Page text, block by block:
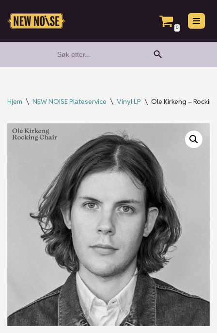
Hopp
0
for:
Search Button
Hjem \ NEW NOISE Plateservice \ Vinyl LP \ Ole Kirkeng – Rocking